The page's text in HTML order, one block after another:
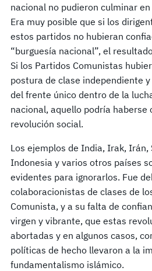
nacional no pudieron culminar
Era muy posible que si los
estos partidos no hubieran
“burguesía nacional”, el
Si los Partidos Comunistas
postura de clase independiente
del frente único dentro de la
nacional, aquello podría haberse
revolución social.
Los ejemplos de India, Irak, Irán,
Indonesia y varios otros países
evidentes para ignorarlos. Fue
colaboracionistas de clases de
Comunista, y a su falta de
virgen y vibrante, que estas
abortadas y en algunos casos,
políticas de hecho llevaron a la
fundamentalismo islámico.